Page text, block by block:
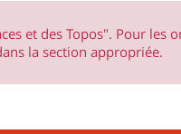
et des Topos". Pour les
la section appropriée.